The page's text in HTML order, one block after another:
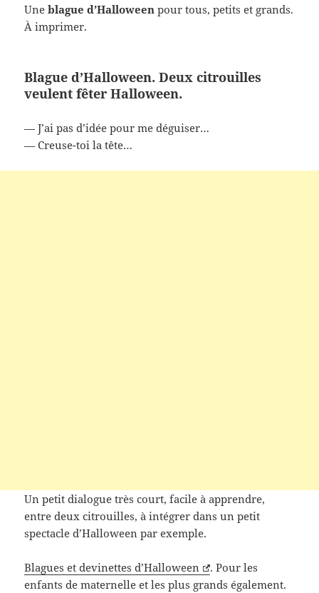
Uneblague d’Halloween pour tous, petits et grands.
À imprimer.
Blague d’Halloween. Deux citrouilles
veulent fêter Halloween.
— J’ai pas d’idée pour me déguiser…
— Creuse-toi la tête…
Un petit dialogue très court, facile à apprendre,
entre deux citrouilles, à intégrer dans un petit
spectacle d’Halloween par exemple.
Blagues et devinettes d’Halloween
. Pour les
enfants de maternelle et les plus grands également.